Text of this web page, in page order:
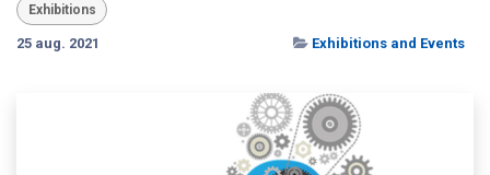
Exhibitions
25 aug. 2021 Exhibitions and Events